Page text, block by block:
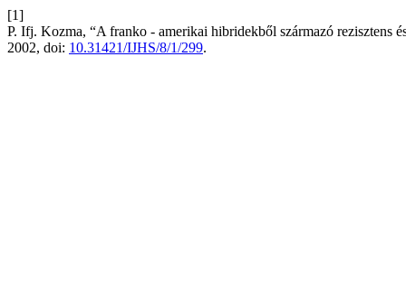
[1]
P. Ifj. Kozma, “A franko - amerikai hibridekből származó rezisztens
2002, doi: 10.31421/IJHS/8/1/299.